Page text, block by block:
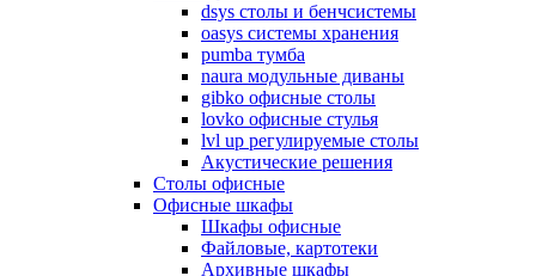
dsys столы и бенчсистемы
oasys системы хранения
pumba тумба
naura модульные диваны
gibko офисные столы
lovko офисные стулья
lvl up регулируемые столы
Акустические решения
Столы офисные
Офисные шкафы
Шкафы офисные
Файловые, картотеки
Архивные шкафы